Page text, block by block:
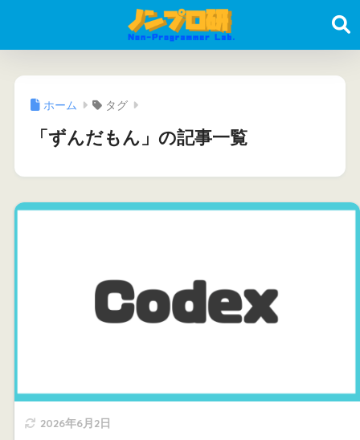
ホーム タグ
「ずんだもん」の記事一覧
2026年6月2日